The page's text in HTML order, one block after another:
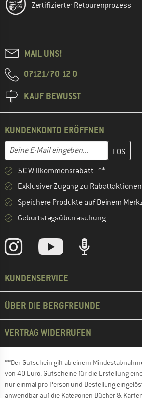
Zertifizierter Retourenprozess
MAIL UNS!
07121/70 12 0
KAUF BEWUSST
KUNDENKONTO ERÖFFNEN
E-Mail-Adresse
Gib hier deine E-Mail-Adresse ein und
5€ Willkommensrabatt **
Exklusiver Zugang zu Rabattaktionen
Speichere Produkte auf Deinem
Geburtstagsüberraschung
KUNDENSERVICE
ÜBER DIE BERGFREUNDE
VERTRAG WIDERRUFEN
**Der Gutschein gilt ab einem
von 40 Euro. Gutscheine für die Erstellung
nur einmal pro Person und Bestellung
anwendbar auf die Kategorien Bücher &